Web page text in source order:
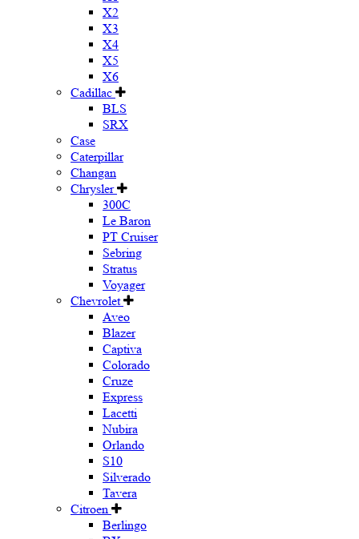
X2
X3
X4
X5
X6
Cadillac
BLS
SRX
Case
Caterpillar
Changan
Chrysler
300C
Le Baron
PT Cruiser
Sebring
Stratus
Voyager
Chevrolet
Aveo
Blazer
Captiva
Colorado
Cruze
Express
Lacetti
Nubira
Orlando
S10
Silverado
Tavera
Citroen
Berlingo